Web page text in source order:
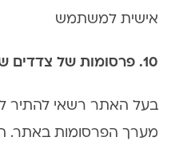
אישית למשתמש
10. פרסומות של צדדים שלישיים
בעל האתר רשאי להתיר
מערך הפרסומות באתר.